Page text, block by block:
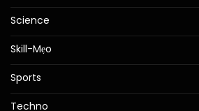
Science
Skill-Mẹo
Sports
Techno